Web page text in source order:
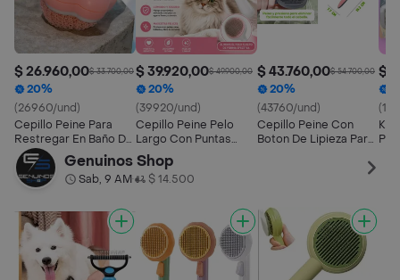
$ 26.960,00$ 33.700,00
20%
(26960/und)
Cepillo Peine Para
Restregar En Baño De
Mascota
$ 39.920,00$ 49.900,00
20%
(39920/und)
Cepillo Peine Pelo
Largo Con Puntas
Amigables Para La Piel
$ 43.760,00$ 54.700,00
20%
(43760/und)
Cepillo Peine Con
Boton De Lipieza Para
$
Kit
Genuinos Shop
Sab, 9 AM• $ 14.500